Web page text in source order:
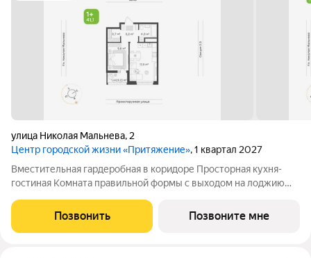
улица Николая Мальнева, 2
Центр городской жизни «Притяжение», 1 квартал 2027
Вместительная гардеробная в коридоре Просторная кухня-
гостиная Комната правильной формы с выходом на лоджию
Позвонить Позвоните мне